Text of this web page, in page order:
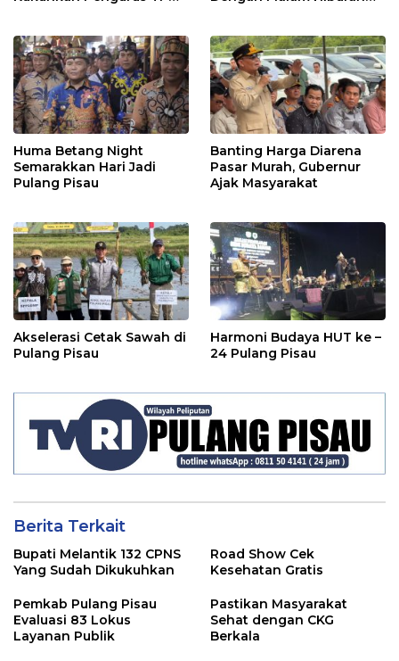
Huma Betang Night
Semarakkan Hari Jadi
Pulang Pisau
Banting Harga Diarena
Pasar Murah, Gubernur
Ajak Masyarakat
Akselerasi Cetak Sawah di
Pulang Pisau
Harmoni Budaya HUT ke –
24 Pulang Pisau
Berita Terkait
Bupati Melantik 132 CPNS
Yang Sudah Dikukuhkan
Road Show Cek
Kesehatan Gratis
Pemkab Pulang Pisau
Evaluasi 83 Lokus
Layanan Publik
Pastikan Masyarakat
Sehat dengan CKG
Berkala